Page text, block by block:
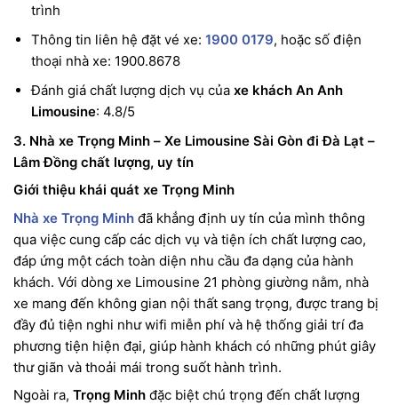
trình
Thông tin liên hệ đặt vé xe: 1900 0179, hoặc số điện
thoại nhà xe: 1900.8678
Đánh giá chất lượng dịch vụ của xe khách An Anh
Limousine: 4.8/5
3. Nhà xe Trọng Minh – Xe Limousine Sài Gòn đi Đà Lạt –
Lâm Đồng chất lượng, uy tín
Giới thiệu khái quát xe Trọng Minh
Nhà xe Trọng Minh đã khẳng định uy tín của mình thông
qua việc cung cấp các dịch vụ và tiện ích chất lượng cao,
đáp ứng một cách toàn diện nhu cầu đa dạng của hành
khách. Với dòng xe Limousine 21 phòng giường nằm, nhà
xe mang đến không gian nội thất sang trọng, được trang bị
đầy đủ tiện nghi như wifi miễn phí và hệ thống giải trí đa
phương tiện hiện đại, giúp hành khách có những phút giây
thư giãn và thoải mái trong suốt hành trình.
Ngoài ra, Trọng Minh đặc biệt chú trọng đến chất lượng